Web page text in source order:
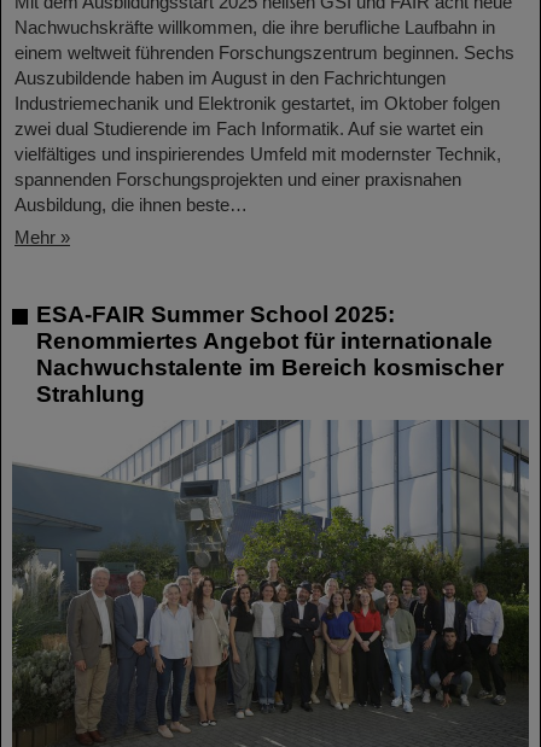
Nachwuchskräfte willkommen, die ihre berufliche Laufbahn in
einem weltweit führenden Forschungszentrum beginnen. Sechs
Auszubildende haben im August in den Fachrichtungen
Industriemechanik und Elektronik gestartet, im Oktober folgen
zwei dual Studierende im Fach Informatik. Auf sie wartet ein
vielfältiges und inspirierendes Umfeld mit modernster Technik,
spannenden Forschungsprojekten und einer praxisnahen
Ausbildung, die ihnen beste…
Mehr »
ESA-FAIR Summer School 2025:
Renommiertes Angebot für internationale
Nachwuchstalente im Bereich kosmischer
Strahlung